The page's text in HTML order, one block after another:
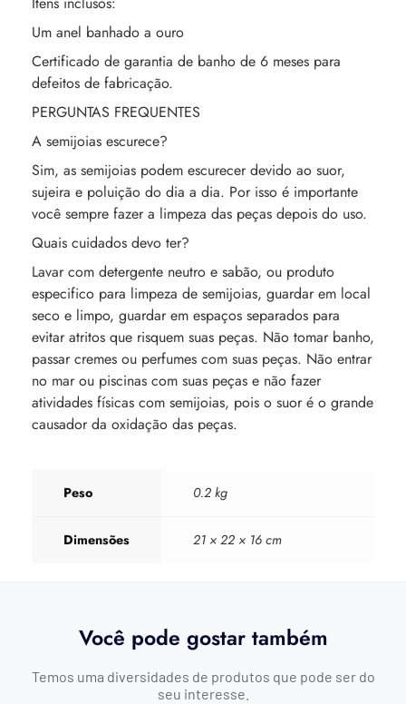
Um anel banhado a ouro
Certificado de garantia de banho de 6 meses para
defeitos de fabricação.
PERGUNTAS FREQUENTES
A semijoias escurece?
Sim, as semijoias podem escurecer devido ao suor,
sujeira e poluição do dia a dia. Por isso é importante
você sempre fazer a limpeza das peças depois do uso.
Quais cuidados devo ter?
Lavar com detergente neutro e sabão, ou produto
especifico para limpeza de semijoias, guardar em local
seco e limpo, guardar em espaços separados para
evitar atritos que risquem suas peças. Não tomar banho,
passar cremes ou perfumes com suas peças. Não entrar
no mar ou piscinas com suas peças e não fazer
atividades físicas com semijoias, pois o suor é o grande
causador da oxidação das peças.
Peso 0.2 kg
Dimensões 21 × 22 × 16 cm
Você pode gostar também
Temos uma diversidades de produtos que pode ser do
seu interesse.